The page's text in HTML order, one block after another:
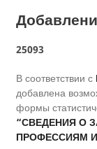
25093
В соответствии с
добавлена
формы
“СВЕДЕНИЯ О
ПРОФЕССИЯМ